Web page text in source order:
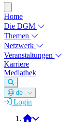
Home
Die DGM
Themen
Netzwerk
Veranstaltungen
Karriere
Mediathek
de
Login
DGM e.V.